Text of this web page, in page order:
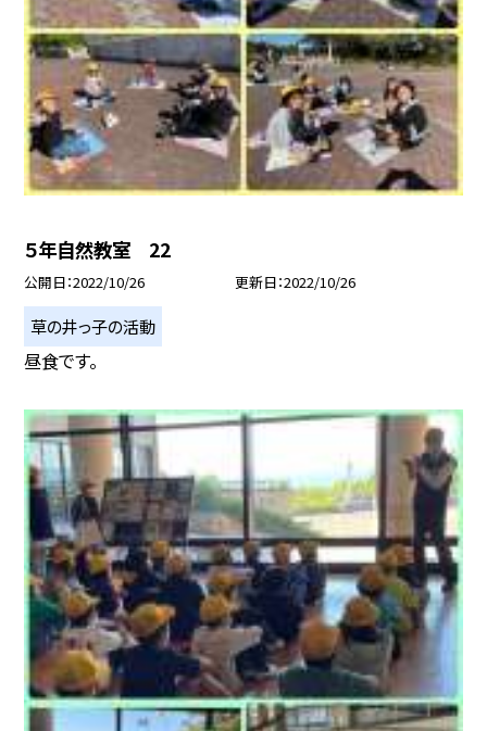
５年自然教室 22
公開日 2022/10/26 更新日 2022/10/26
草の井っ子の活動
昼食です。